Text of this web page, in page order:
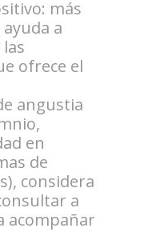
más
a
ofrece el
angustia
en
de
considera
a
acompañar